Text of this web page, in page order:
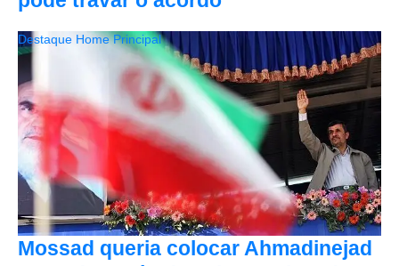
Mossad queria colocar Ahmadinejad
Destaque Home Principal